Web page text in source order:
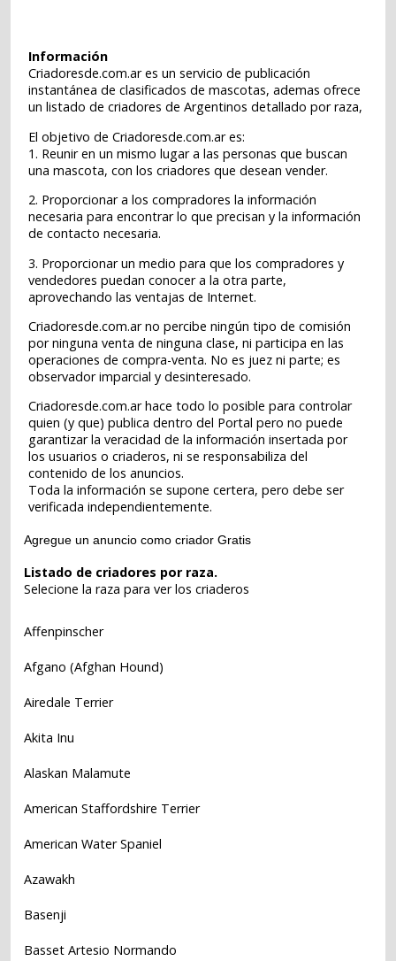
Información
Criadoresde.com.ar es un servicio de publicación
instantánea de clasificados de mascotas, ademas ofrece
un listado de criadores de Argentinos detallado por raza,
El objetivo de Criadoresde.com.ar es:
1. Reunir en un mismo lugar a las personas que buscan
una mascota, con los criadores que desean vender.
2. Proporcionar a los compradores la información
necesaria para encontrar lo que precisan y la información
de contacto necesaria.
3. Proporcionar un medio para que los compradores y
vendedores puedan conocer a la otra parte,
aprovechando las ventajas de Internet.
Criadoresde.com.ar no percibe ningún tipo de comisión
por ninguna venta de ninguna clase, ni participa en las
operaciones de compra-venta. No es juez ni parte; es
observador imparcial y desinteresado.
Criadoresde.com.ar hace todo lo posible para controlar
quien (y que) publica dentro del Portal pero no puede
garantizar la veracidad de la información insertada por
los usuarios o criaderos, ni se responsabiliza del
contenido de los anuncios.
Toda la información se supone certera, pero debe ser
verificada independientemente.
Agregue un anuncio como criador Gratis
Listado de criadores por raza.
Selecione la raza para ver los criaderos
Affenpinscher
Afgano (Afghan Hound)
Airedale Terrier
Akita Inu
Alaskan Malamute
American Staffordshire Terrier
American Water Spaniel
Azawakh
Basenji
Basset Artesio Normando